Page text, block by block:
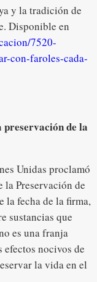
y la tradición de
Disponible en
7520-
con-faroles-cada-
de la
Unidas proclamó
Preservación de
la fecha de la firma,
sustancias que
es una franja
nocivos de
la vida en el